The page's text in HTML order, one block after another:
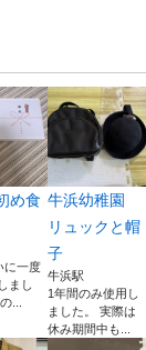
め食
に一度
まし
...
牛浜幼稚園
リュックと帽
子
牛浜駅
1年間のみ使用し
ました。 実際は
休み期間中も...